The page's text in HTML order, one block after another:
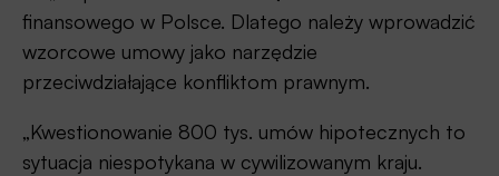
finansowego w Polsce. Dlatego należy wprowadzić
wzorcowe umowy jako narzędzie
przeciwdziałające konfliktom prawnym.
„Kwestionowanie 800 tys. umów hipotecznych to
sytuacja niespotykana w cywilizowanym kraju.